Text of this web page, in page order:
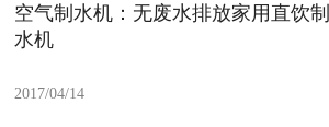
空气制水机：无废水排放家用直饮制
水机
2017/04/14